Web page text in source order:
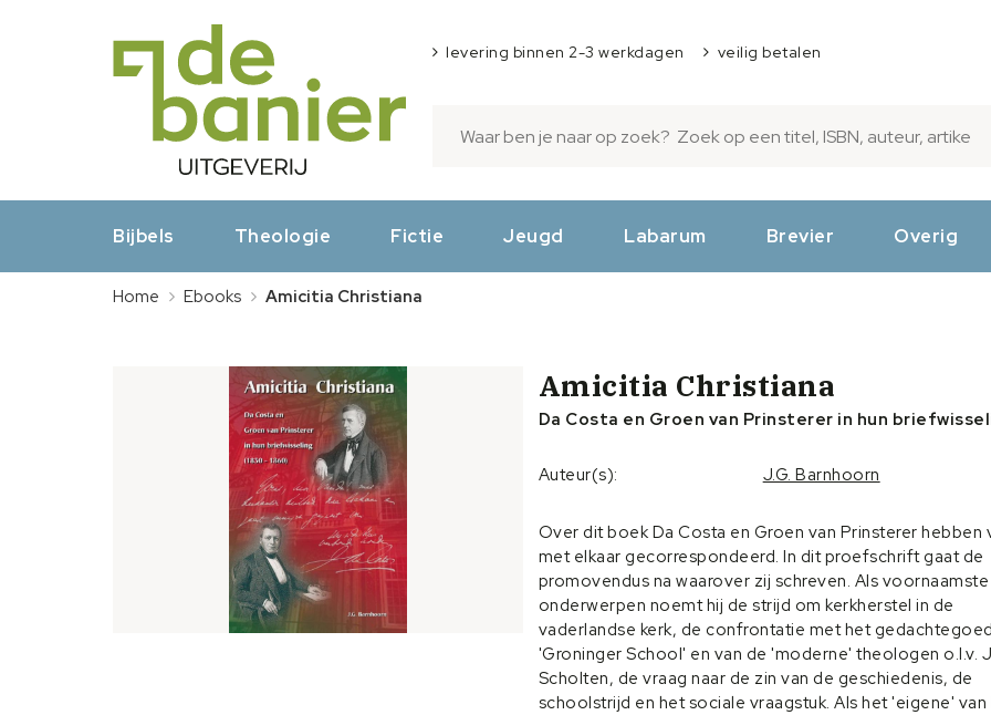
levering binnen 2-3 werkdagen veilig betalen
Bijbels Theologie Fictie Jeugd Labarum Brevier Overig
Home Ebooks Amicitia Christiana
Amicitia Christiana
Da Costa en Groen van Prinsterer in hun
Auteur(s): J.G. Barnhoorn
Over dit boek Da Costa en Groen van Prinsterer hebben
met elkaar gecorrespondeerd. In dit proefschrift gaat de
promovendus na waarover zij schreven. Als voornaamste
onderwerpen noemt hij de strijd om kerkherstel in de
vaderlandse kerk, de confrontatie met het
'Groninger School' en van de 'moderne' theologen o.l.v.
Scholten, de vraag naar de zin van de geschiedenis, de
schoolstrijd en het sociale vraagstuk. Als het 'eigene'